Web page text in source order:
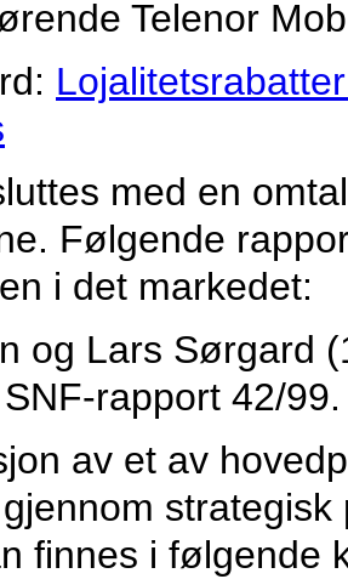
Telenor
med en
Følgende
i det markedet:
og Lars Sørgard
rapport 42/99.
av et av
finnes i følgende